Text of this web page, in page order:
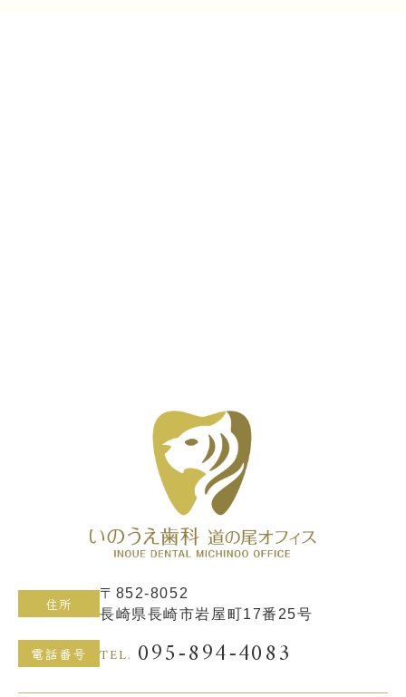
住所
〒852-8052
長崎県長崎市岩屋町17番25号
電話番号 TEL. 095-894-4083